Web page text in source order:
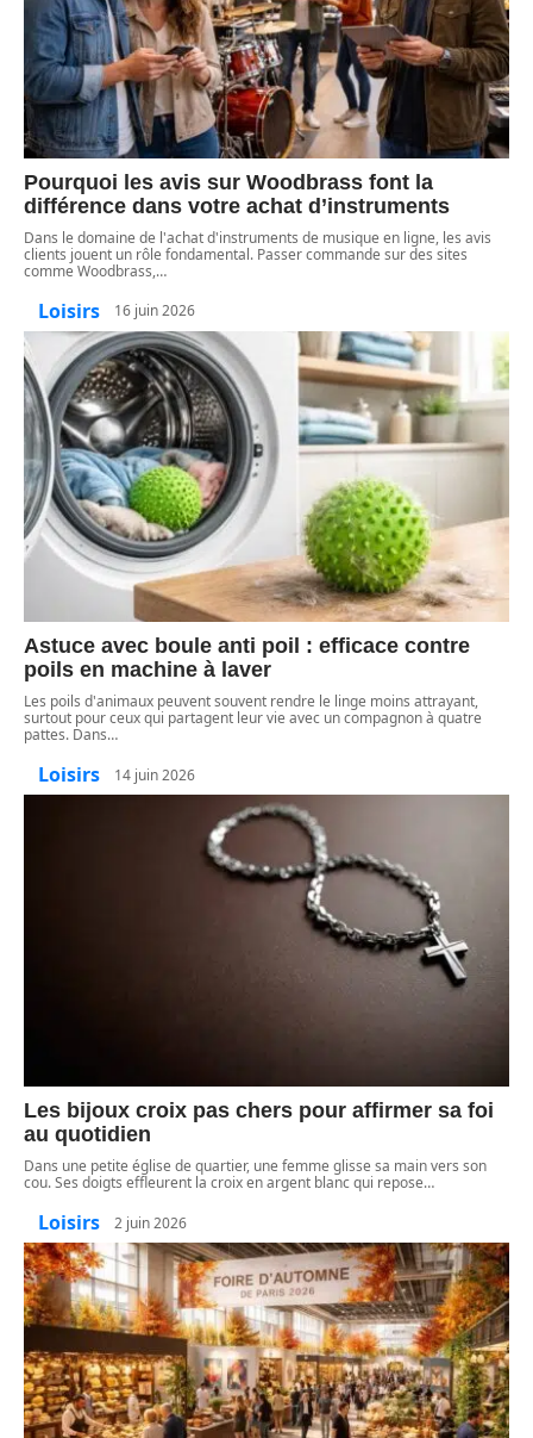
Pourquoi les avis sur Woodbrass font la
différence dans votre achat d’instruments
Dans le domaine de l'achat d'instruments de musique en ligne, les avis
clients jouent un rôle fondamental. Passer commande sur des sites
comme Woodbrass,…
Loisirs 16 juin 2026
Astuce avec boule anti poil : efficace contre
poils en machine à laver
Les poils d'animaux peuvent souvent rendre le linge moins attrayant,
surtout pour ceux qui partagent leur vie avec un compagnon à quatre
pattes. Dans…
Loisirs 14 juin 2026
Les bijoux croix pas chers pour affirmer sa foi
au quotidien
Dans une petite église de quartier, une femme glisse sa main vers son
cou. Ses doigts effleurent la croix en argent blanc qui repose…
Loisirs 2 juin 2026